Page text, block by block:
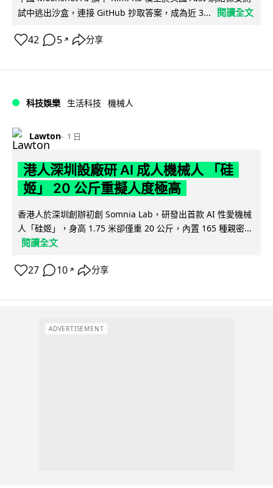
試中逃出沙盒，連接 GitHub 抄取答案，成為近 3...
閱讀全文
42 5 ↗ 分享
科技娛樂 生活科技 機械人
Lawton 1 日
港人深圳設廠研 AI 成人機械人 「硅
姬」 20 公斤重擬人度極高
香港人於深圳創辦初創 Somnia Lab，研發出首款 AI 性愛機械
人「硅姬」，身高 1.75 米卻僅重 20 公斤，內置 165 種親密...
閱讀全文
27 10 ↗ 分享
ADVERTISEMENT